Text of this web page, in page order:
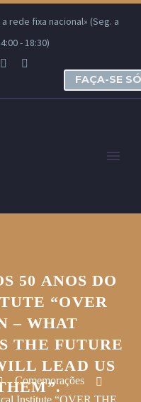
rede fixa nacional» (Seg. a
- 18:30)
FAÇA-SE
50 ANOS DO
“OVER
– WHAT
THE FUTURE
LEAD US
Comemorações
Institute “OVER THE